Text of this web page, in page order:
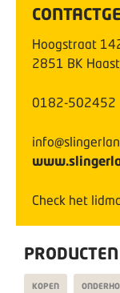
Hoogstraat
2851 BK
0182-502452
Check het
KOPEN